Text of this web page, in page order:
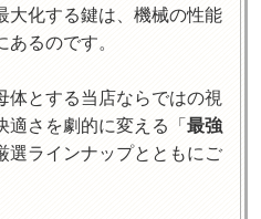
大化する鍵は、機械の性能
あるのです。
体とする当店ならではの視
適さを劇的に変える「最強
選ラインナップとともにご